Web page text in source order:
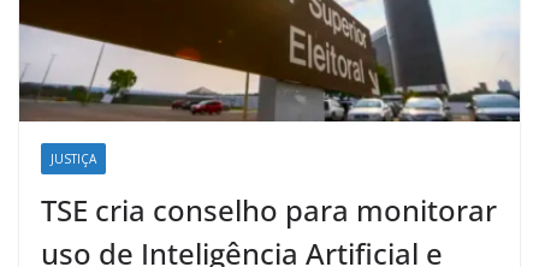
JUSTIÇA
TSE cria conselho para monitorar
uso de Inteligência Artificial e